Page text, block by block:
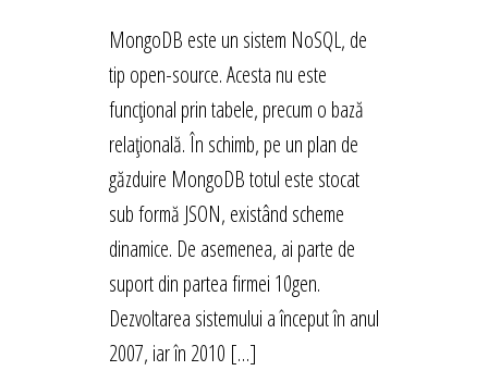
MongoDB este un sistem NoSQL, de
tip open-source. Acesta nu este
funcțional prin tabele, precum o bază
relațională. În schimb, pe un plan de
găzduire MongoDB totul este stocat
sub formă JSON, existând scheme
dinamice. De asemenea, ai parte de
suport din partea firmei 10gen.
Dezvoltarea sistemului a început în anul
2007, iar în 2010 […]